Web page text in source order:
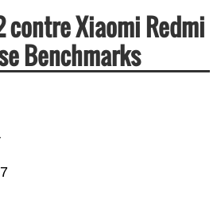
contre Xiaomi Redmi
Benchmarks